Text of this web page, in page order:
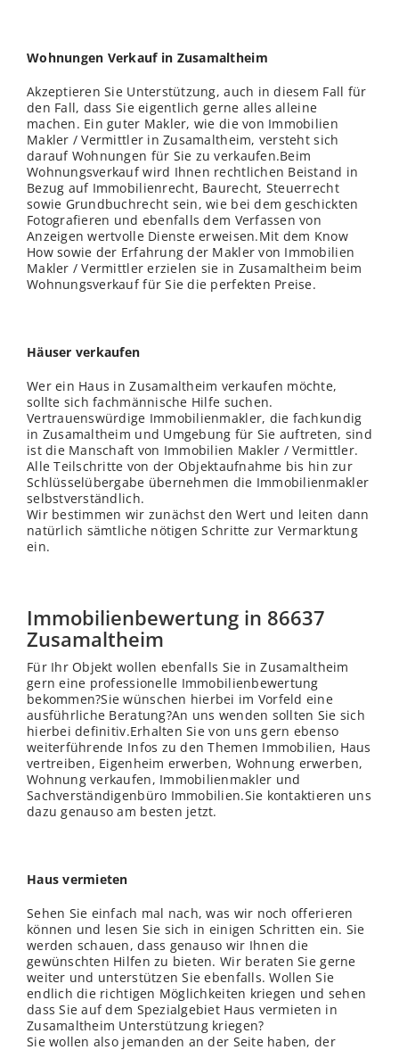
Wohnungen Verkauf in Zusamaltheim
Akzeptieren Sie Unterstützung, auch in diesem Fall für
den Fall, dass Sie eigentlich gerne alles alleine
machen. Ein guter Makler, wie die von Immobilien
Makler / Vermittler in Zusamaltheim, versteht sich
darauf Wohnungen für Sie zu verkaufen.Beim
Wohnungsverkauf wird Ihnen rechtlichen Beistand in
Bezug auf Immobilienrecht, Baurecht, Steuerrecht
sowie Grundbuchrecht sein, wie bei dem geschickten
Fotografieren und ebenfalls dem Verfassen von
Anzeigen wertvolle Dienste erweisen.Mit dem Know
How sowie der Erfahrung der Makler von Immobilien
Makler / Vermittler erzielen sie in Zusamaltheim beim
Wohnungsverkauf für Sie die perfekten Preise.
Häuser verkaufen
Wer ein Haus in Zusamaltheim verkaufen möchte,
sollte sich fachmännische Hilfe suchen.
Vertrauenswürdige Immobilienmakler, die fachkundig
in Zusamaltheim und Umgebung für Sie auftreten, sind
ist die Manschaft von Immobilien Makler / Vermittler.
Alle Teilschritte von der Objektaufnahme bis hin zur
Schlüsselübergabe übernehmen die Immobilienmakler
selbstverständlich.
Wir bestimmen wir zunächst den Wert und leiten dann
natürlich sämtliche nötigen Schritte zur Vermarktung
ein.
Immobilienbewertung in 86637
Zusamaltheim
Für Ihr Objekt wollen ebenfalls Sie in Zusamaltheim
gern eine professionelle Immobilienbewertung
bekommen?Sie wünschen hierbei im Vorfeld eine
ausführliche Beratung?An uns wenden sollten Sie sich
hierbei definitiv.Erhalten Sie von uns gern ebenso
weiterführende Infos zu den Themen Immobilien, Haus
vertreiben, Eigenheim erwerben, Wohnung erwerben,
Wohnung verkaufen, Immobilienmakler und
Sachverständigenbüro Immobilien.Sie kontaktieren uns
dazu genauso am besten jetzt.
Haus vermieten
Sehen Sie einfach mal nach, was wir noch offerieren
können und lesen Sie sich in einigen Schritten ein. Sie
werden schauen, dass genauso wir Ihnen die
gewünschten Hilfen zu bieten. Wir beraten Sie gerne
weiter und unterstützen Sie ebenfalls. Wollen Sie
endlich die richtigen Möglichkeiten kriegen und sehen
dass Sie auf dem Spezialgebiet Haus vermieten in
Zusamaltheim Unterstützung kriegen?
Sie wollen also jemanden an der Seite haben, der